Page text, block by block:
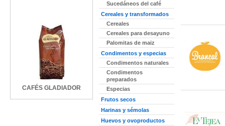
CAFÉS GLADIADOR
Sucedáneos del café
Cereales y transformados
Cereales
Cereales para desayuno
Palomitas de maiz
Condimentos y especias
Condimentos naturales
Condimentos
preparados
Especias
Frutos secos
Harinas y sémolas
Huevos y ovoproductos